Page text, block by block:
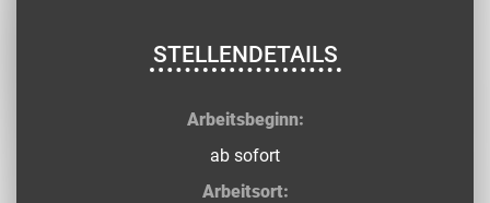
STELLENDETAILS
Arbeitsbeginn:
ab sofort
Arbeitsort: